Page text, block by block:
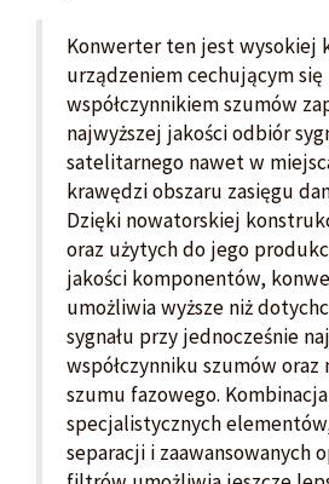
Konwerter ten jest wysokiej
urządzeniem cechującym się
współczynnikiem szumów
najwyższej jakości odbiór
satelitarnego nawet w
krawędzi obszaru zasięgu
Dzięki nowatorskiej
oraz użytych do jego
jakości komponentów,
umożliwia wyższe niż
sygnału przy jednocześnie
współczynniku szumów
szumu fazowego. Kombinacja
specjalistycznych
separacji i zaawansowanych